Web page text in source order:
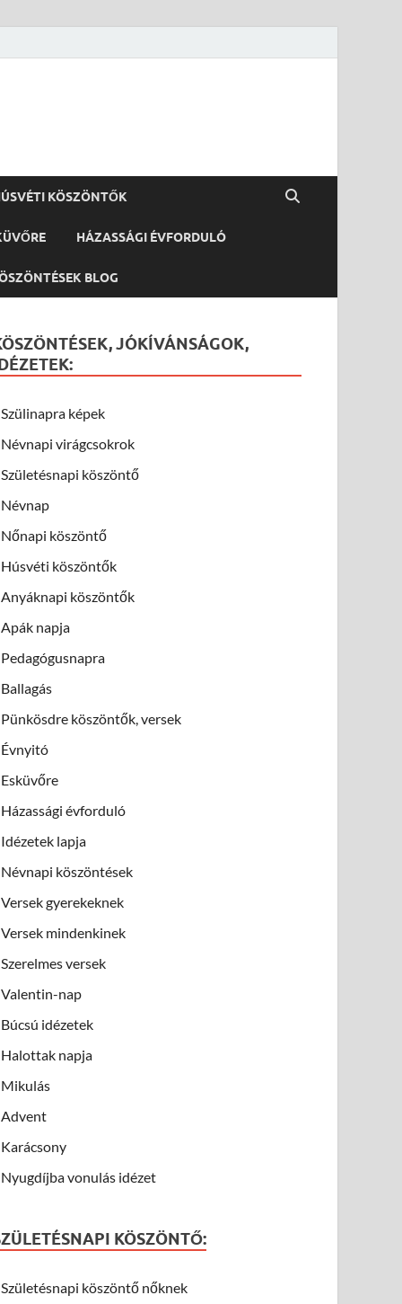
KÖSZÖNTŐK
HÁZASSÁGI ÉVFORDULÓ
BLOG
JÓKÍVÁNSÁGOK,
Szülinapra képek
Névnapi virágcsokrok
Születésnapi köszöntő
Névnap
Nőnapi köszöntő
Húsvéti köszöntők
Anyáknapi köszöntők
Apák napja
Pedagógusnapra
Ballagás
Pünkösdre köszöntők, versek
Évnyitó
Esküvőre
Házassági évforduló
Idézetek lapja
Névnapi köszöntések
Versek gyerekeknek
Versek mindenkinek
Szerelmes versek
Valentin-nap
Búcsú idézetek
Halottak napja
Mikulás
Advent
Karácsony
Nyugdíjba vonulás idézet
KÖSZÖNTŐ:
Születésnapi köszöntő nőknek